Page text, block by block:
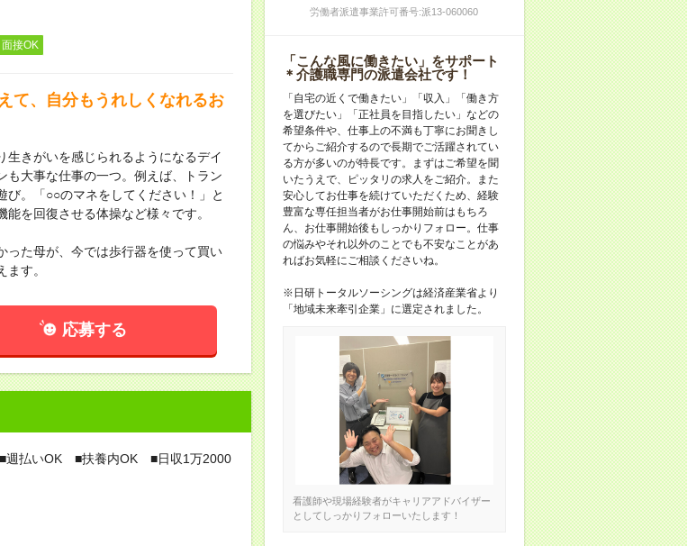
接OK
、自分もうれしくなれるお
きがいを感じられるようになるデイ
も大事な仕事の一つ。例えば、トラン
。「○○のマネをしてください！」と
を回復させる体操など様々です。
た母が、今では歩行器を使って買い
す。
応募する
週払いOK ■扶養内OK ■日収1万2000
労働者派遣事業許可番号:派13-060060
「こんな風に働きたい」をサポート
＊介護職専門の派遣会社です！
「自宅の近くで働きたい」「収入」「働き方
を選びたい」「正社員を目指したい」などの
希望条件や、仕事上の不満も丁寧にお聞きし
てからご紹介するので長期でご活躍されてい
る方が多いのが特長です。まずはご希望を聞
いたうえで、ピッタリの求人をご紹介。また
安心してお仕事を続けていただくため、経験
豊富な専任担当者がお仕事開始前はもちろ
ん、お仕事開始後もしっかりフォロー。仕事
の悩みやそれ以外のことでも不安なことがあ
ればお気軽にご相談くださいね。
※日研トータルソーシングは経済産業省より
「地域未来牽引企業」に選定されました。
看護師や現場経験者がキャリアアドバイザー
としてしっかりフォローいたします！